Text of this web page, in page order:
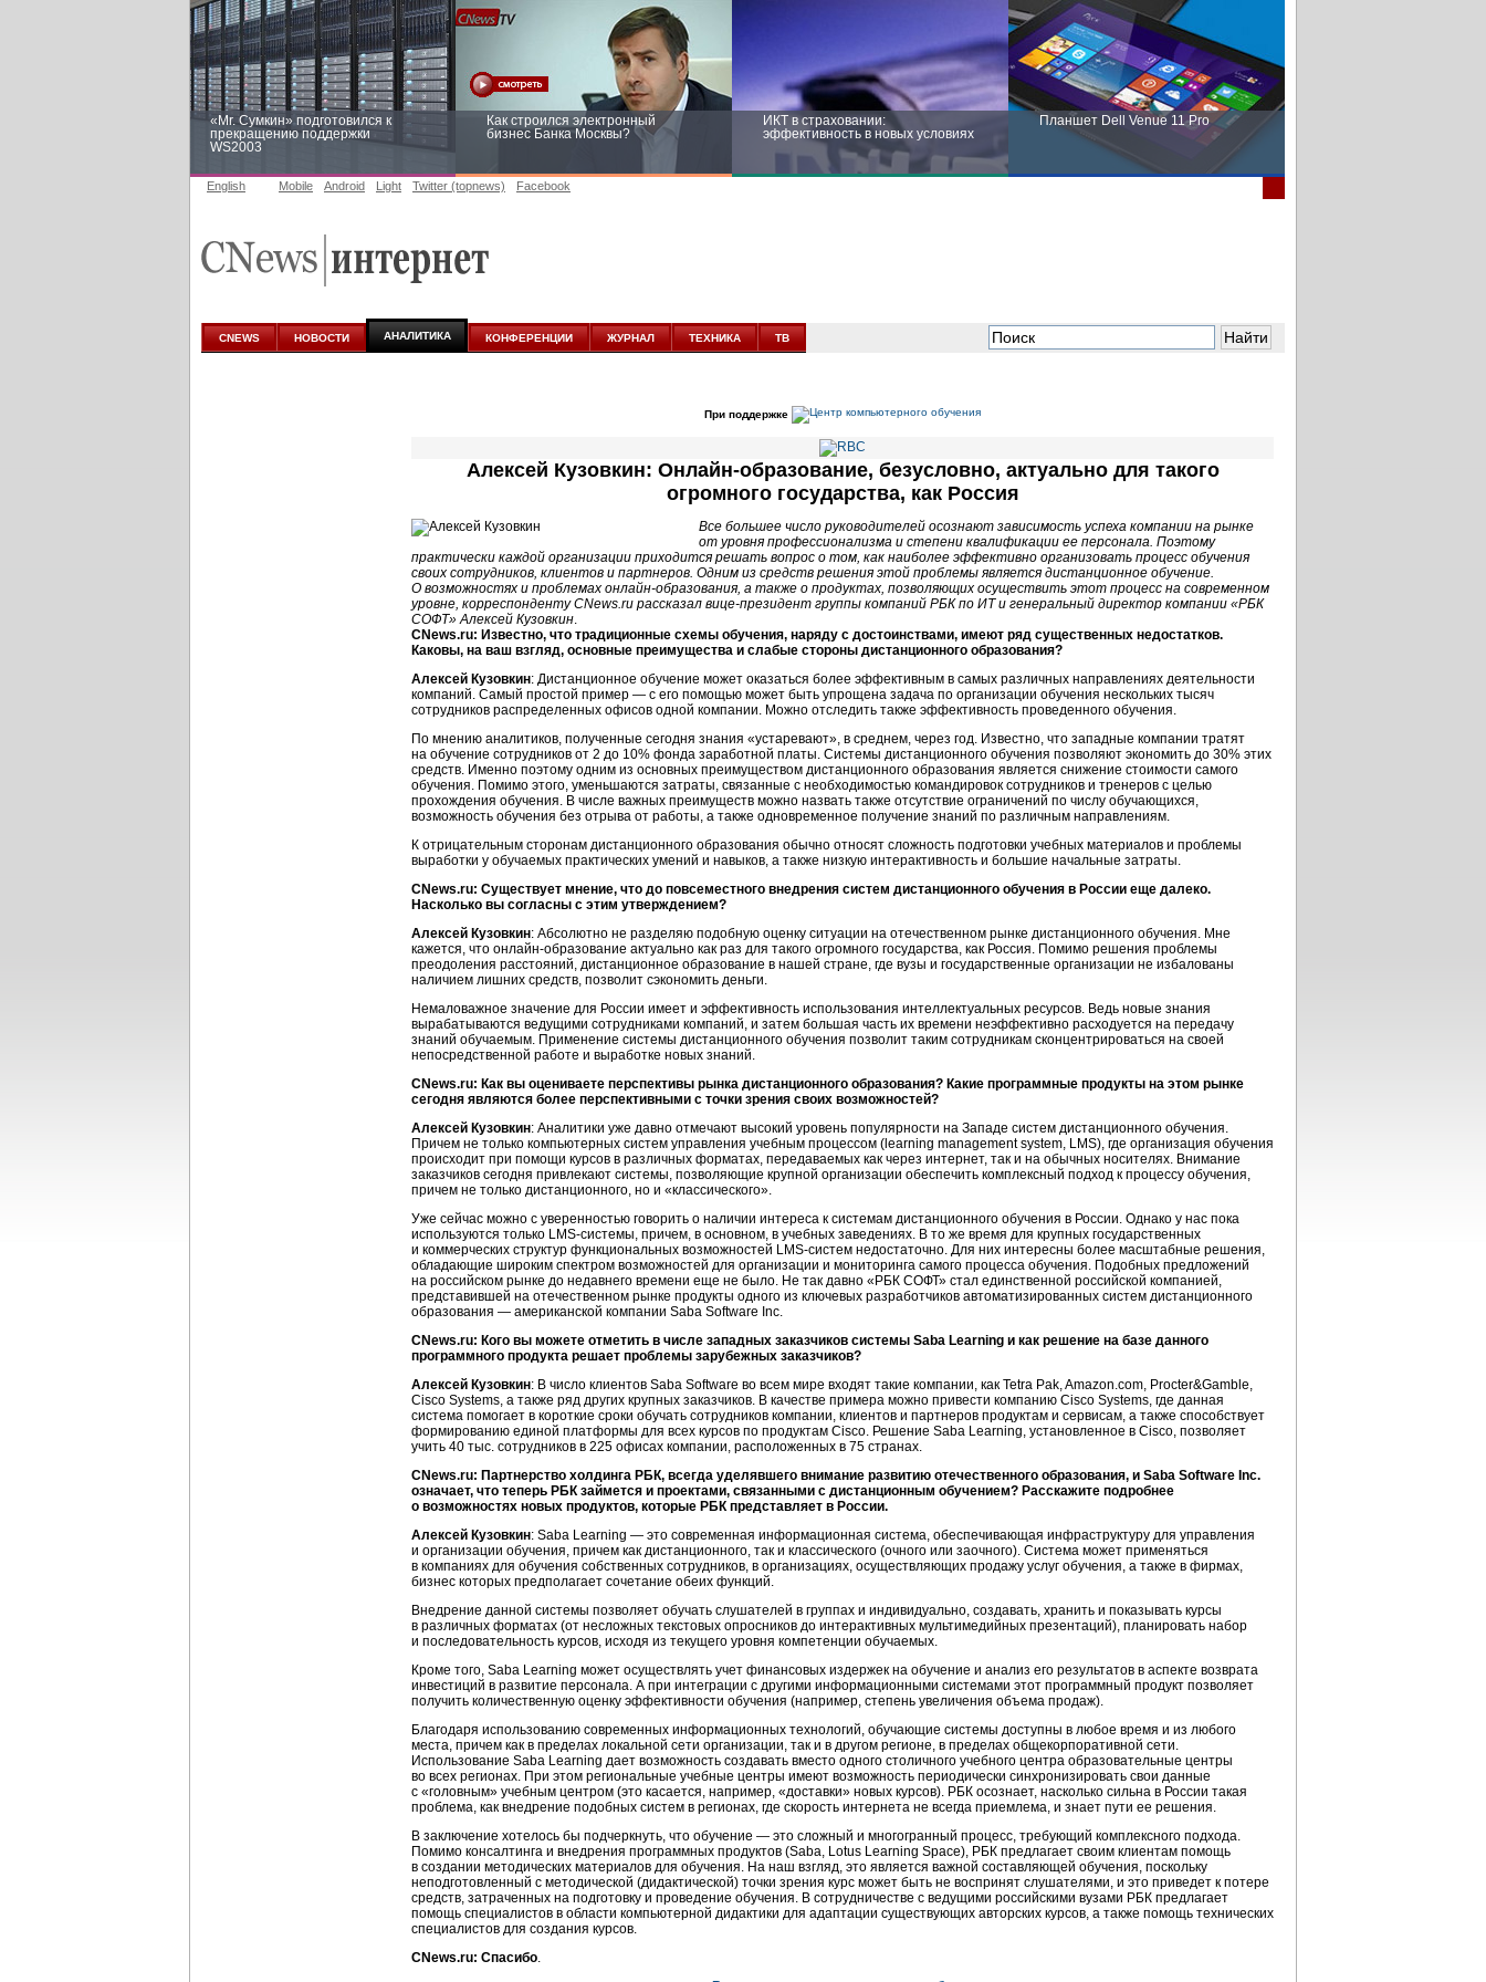
«Mr. Сумкин» подготовился к
прекращению поддержки
WS2003
Как строился электронный
бизнес Банка Москвы?
ИКТ в страховании:
эффективность в новых условиях
Планшет Dell Venue 11 Pro
аналитике
новых условиях
English Mobile Android Light Twitter (topnews) Facebook
CNEWS НОВОСТИ АНАЛИТИКА КОНФЕРЕНЦИИ ЖУРНАЛ ТЕХНИКА ТВ
При поддержке
Алексей Кузовкин: Онлайн-образование, безусловно, актуально для такого
огромного государства, как Россия
Все большее число руководителей осознают зависимость успеха компании на рынке
от уровня профессионализма и степени квалификации ее персонала. Поэтому
практически каждой организации приходится решать вопрос о том, как наиболее эффективно организовать процесс обучения
своих сотрудников, клиентов и партнеров. Одним из средств решения этой проблемы является дистанционное обучение.
О возможностях и проблемах онлайн-образования, а также о продуктах, позволяющих осуществить этот процесс на современном
уровне, корреспонденту CNews.ru рассказал вице-президент группы компаний РБК по ИТ и генеральный директор компании «РБК
СОФТ» Алексей Кузовкин.
CNews.ru: Известно, что традиционные схемы обучения, наряду с достоинствами, имеют ряд существенных недостатков.
Каковы, на ваш взгляд, основные преимущества и слабые стороны дистанционного образования?
Алексей Кузовкин: Дистанционное обучение может оказаться более эффективным в самых различных направлениях деятельности
компаний. Самый простой пример — с его помощью может быть упрощена задача по организации обучения нескольких тысяч
сотрудников распределенных офисов одной компании. Можно отследить также эффективность проведенного обучения.
По мнению аналитиков, полученные сегодня знания «устаревают», в среднем, через год. Известно, что западные компании тратят
на обучение сотрудников от 2 до 10% фонда заработной платы. Системы дистанционного обучения позволяют экономить до 30% этих
средств. Именно поэтому одним из основных преимуществом дистанционного образования является снижение стоимости самого
обучения. Помимо этого, уменьшаются затраты, связанные с необходимостью командировок сотрудников и тренеров с целью
прохождения обучения. В числе важных преимуществ можно назвать также отсутствие ограничений по числу обучающихся,
возможность обучения без отрыва от работы, а также одновременное получение знаний по различным направлениям.
К отрицательным сторонам дистанционного образования обычно относят сложность подготовки учебных материалов и проблемы
выработки у обучаемых практических умений и навыков, а также низкую интерактивность и большие начальные затраты.
CNews.ru: Существует мнение, что до повсеместного внедрения систем дистанционного обучения в России еще далеко.
Насколько вы согласны с этим утверждением?
Алексей Кузовкин: Абсолютно не разделяю подобную оценку ситуации на отечественном рынке дистанционного обучения. Мне
кажется, что онлайн-образование актуально как раз для такого огромного государства, как Россия. Помимо решения проблемы
преодоления расстояний, дистанционное образование в нашей стране, где вузы и государственные организации не избалованы
наличием лишних средств, позволит сэкономить деньги.
Немаловажное значение для России имеет и эффективность использования интеллектуальных ресурсов. Ведь новые знания
вырабатываются ведущими сотрудниками компаний, и затем большая часть их времени неэффективно расходуется на передачу
знаний обучаемым. Применение системы дистанционного обучения позволит таким сотрудникам сконцентрироваться на своей
непосредственной работе и выработке новых знаний.
CNews.ru: Как вы оцениваете перспективы рынка дистанционного образования? Какие программные продукты на этом рынке
сегодня являются более перспективными с точки зрения своих возможностей?
Алексей Кузовкин: Аналитики уже давно отмечают высокий уровень популярности на Западе систем дистанционного обучения.
Причем не только компьютерных систем управления учебным процессом (learning management system, LMS), где организация обучения
происходит при помощи курсов в различных форматах, передаваемых как через интернет, так и на обычных носителях. Внимание
заказчиков сегодня привлекают системы, позволяющие крупной организации обеспечить комплексный подход к процессу обучения,
причем не только дистанционного, но и «классического».
Уже сейчас можно с уверенностью говорить о наличии интереса к системам дистанционного обучения в России. Однако у нас пока
используются только LMS-системы, причем, в основном, в учебных заведениях. В то же время для крупных государственных
и коммерческих структур функциональных возможностей LMS-систем недостаточно. Для них интересны более масштабные решения,
обладающие широким спектром возможностей для организации и мониторинга самого процесса обучения. Подобных предложений
на российском рынке до недавнего времени еще не было. Не так давно «РБК СОФТ» стал единственной российской компанией,
представившей на отечественном рынке продукты одного из ключевых разработчиков автоматизированных систем дистанционного
образования — американской компании Saba Software Inc.
CNews.ru: Кого вы можете отметить в числе западных заказчиков системы Saba Learning и как решение на базе данного
программного продукта решает проблемы зарубежных заказчиков?
Алексей Кузовкин: В число клиентов Saba Software во всем мире входят такие компании, как Tetra Pak, Amazon.com, Procter&Gamble,
Cisco Systems, а также ряд других крупных заказчиков. В качестве примера можно привести компанию Cisco Systems, где данная
система помогает в короткие сроки обучать сотрудников компании, клиентов и партнеров продуктам и сервисам, а также способствует
формированию единой платформы для всех курсов по продуктам Cisco. Решение Saba Learning, установленное в Cisco, позволяет
учить 40 тыс. сотрудников в 225 офисах компании, расположенных в 75 странах.
CNews.ru: Партнерство холдинга РБК, всегда уделявшего внимание развитию отечественного образования, и Saba Software Inc.
означает, что теперь РБК займется и проектами, связанными с дистанционным обучением? Расскажите подробнее
о возможностях новых продуктов, которые РБК представляет в России.
Алексей Кузовкин: Saba Learning — это современная информационная система, обеспечивающая инфраструктуру для управления
и организации обучения, причем как дистанционного, так и классического (очного или заочного). Система может применяться
в компаниях для обучения собственных сотрудников, в организациях, осуществляющих продажу услуг обучения, а также в фирмах,
бизнес которых предполагает сочетание обеих функций.
Внедрение данной системы позволяет обучать слушателей в группах и индивидуально, создавать, хранить и показывать курсы
в различных форматах (от несложных текстовых опросников до интерактивных мультимедийных презентаций), планировать набор
и последовательность курсов, исходя из текущего уровня компетенции обучаемых.
Кроме того, Saba Learning может осуществлять учет финансовых издержек на обучение и анализ его результатов в аспекте возврата
инвестиций в развитие персонала. А при интеграции с другими информационными системами этот программный продукт позволяет
получить количественную оценку эффективности обучения (например, степень увеличения объема продаж).
Благодаря использованию современных информационных технологий, обучающие системы доступны в любое время и из любого
места, причем как в пределах локальной сети организации, так и в другом регионе, в пределах общекорпоративной сети.
Использование Saba Learning дает возможность создавать вместо одного столичного учебного центра образовательные центры
во всех регионах. При этом региональные учебные центры имеют возможность периодически синхронизировать свои данные
с «головным» учебным центром (это касается, например, «доставки» новых курсов). РБК осознает, насколько сильна в России такая
проблема, как внедрение подобных систем в регионах, где скорость интернета не всегда приемлема, и знает пути ее решения.
В заключение хотелось бы подчеркнуть, что обучение — это сложный и многогранный процесс, требующий комплексного подхода.
Помимо консалтинга и внедрения программных продуктов (Saba, Lotus Learning Space), РБК предлагает своим клиентам помощь
в создании методических материалов для обучения. На наш взгляд, это является важной составляющей обучения, поскольку
неподготовленный с методической (дидактической) точки зрения курс может быть не воспринят слушателями, и это приведет к потере
средств, затраченных на подготовку и проведение обучения. В сотрудничестве с ведущими российскими вузами РБК предлагает
помощь специалистов в области компьютерной дидактики для адаптации существующих авторских курсов, а также помощь технических
специалистов для создания курсов.
CNews.ru: Спасибо.